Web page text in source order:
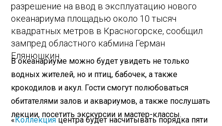
разрешение на ввод в эксплуатацию нового
океанариума площадью около 10 тысяч
квадратных метров в Красногорске, сообщил
зампред областного кабмина Герман
Елянюшкин.
В океанариуме можно будет увидеть не только
водных жителей, но и птиц, бабочек, а также
крокодилов и акул. Гости смогут полюбоваться
обитателями залов и аквариумов, а также послушать
лекции, посетить экскурсии и мастер-классы.
«Коллекцияцентра будет насчитывать порядка пяти